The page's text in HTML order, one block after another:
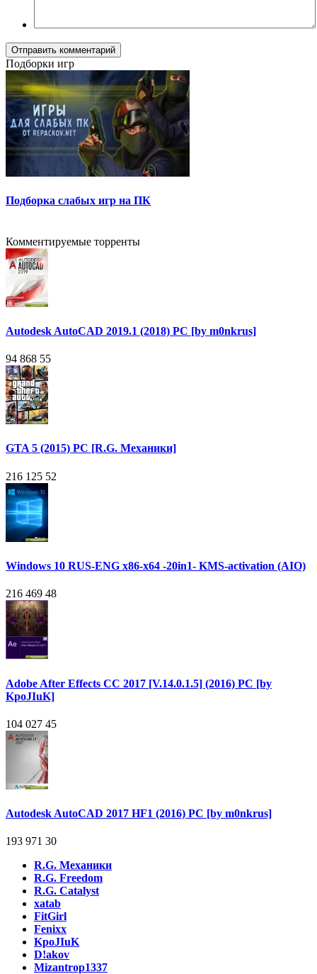
Отправить комментарий
Подборки игр
Подборка слабых игр на ПК
Комментируемые торренты
Autodesk AutoCAD 2019.1 (2018) PC [by m0nkrus]
94 868 55
GTA 5 (2015) PC [R.G. Механики]
216 125 52
Windows 10 RUS-ENG x86-x64 -20in1- KMS-activation (AIO)
216 469 48
Adobe After Effects CC 2017 [V.14.0.1.5] (2016) PC [by
KpoJIuK]
104 027 45
Autodesk AutoCAD 2017 HF1 (2016) PC [by m0nkrus]
193 971 30
R.G. Механики
R.G. Freedom
R.G. Catalyst
xatab
FitGirl
Fenixx
KpoJIuK
D!akov
Mizantrop1337